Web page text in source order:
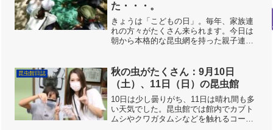
た・・・。
きょうは「こどもの日」。毎年、家族連
れの方々がたくさん来られます。今日は
朝から本格的な昆虫網を持った親子連れ
カラスアゲハを採集してみたい」という
回答でした。リピーターの...
昆虫館日誌
秋の虫がたくさん：9月10日
（土）、11日（日）の昆虫館
10日は少し曇りがち、11日は晴れ間も多
い天気でした。昆虫館では館内でカブト
ムシやクワガタムシなどを触れるコーナ